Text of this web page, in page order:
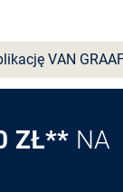
VAN
ZŁ** NA